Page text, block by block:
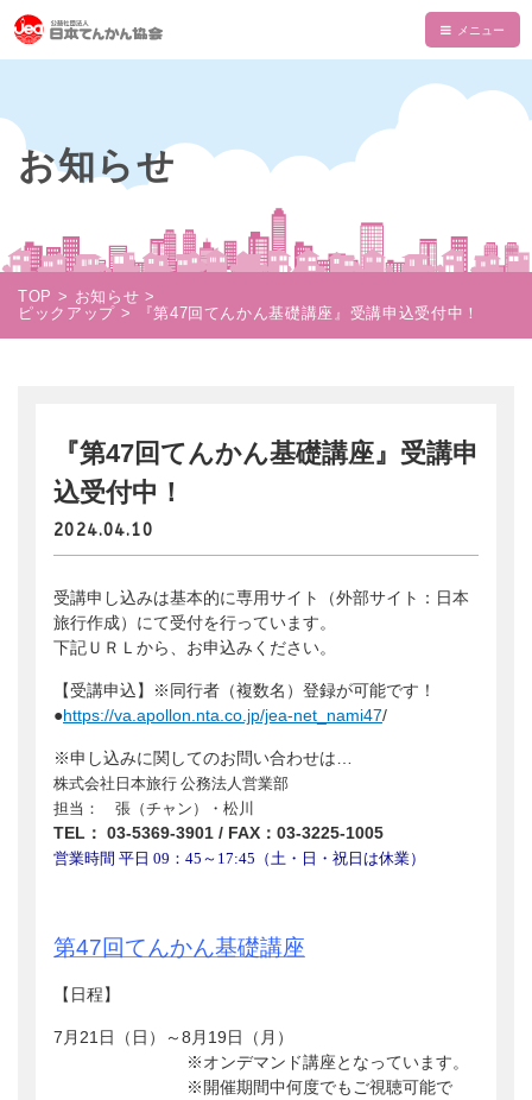
てんかんについて
てんかんとは
発作の介助と観察
使える制度
てんかん協会について
てんかん協会とは
支部一覧
公益事業
相談事業
支援のお願い
サポーター
情報誌・書籍・DVD
てんかん関連書籍
ダウンロード
ムービー
あかりちゃんグッズ
物品などでの支援
時間や労力の提供
団体・企業への協賛による支援
書籍注文リスト
会員ログイン
お知らせ
TOP
お知らせ
ピックアップ
『第47回てんかん基礎講座』受講申込受付中！
『第47回てんかん基礎講座』受講申
込受付中！
2024.04.10
受講申し込みは基本的に専用サイト（外部サイト：日本
旅行作成）にて受付を行っています。
下記ＵＲＬから、お申込みください。
【受講申込】※同行者（複数名）登録が可能です！
●https://va.apollon.nta.co.jp/jea-net_nami47/
※申し込みに関してのお問い合わせは…
株式会社日本旅行 公務法人営業部
担当： 張（チャン）・松川
TEL ： 03-5369-3901 / FAX ： 03-3225-1005
営業時間 平日 09：45～17:45（土・日・祝日は休業）
第47回てんかん基礎講座
【日程】
7月21日（日）～8月19日（月）
※オンデマンド講座となっています。
※開催期間中何度でもご視聴可能で